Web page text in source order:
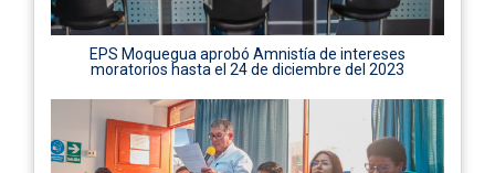
EPS Moquegua aprobó Amnistía de intereses
moratorios hasta el 24 de diciembre del 2023